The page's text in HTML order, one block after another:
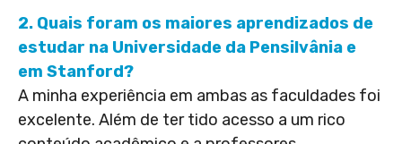
2. Quais foram os maiores aprendizados de
estudar na Universidade da Pensilvânia e
em Stanford?
A minha experiência em ambas as faculdades foi
excelente. Além de ter tido acesso a um rico